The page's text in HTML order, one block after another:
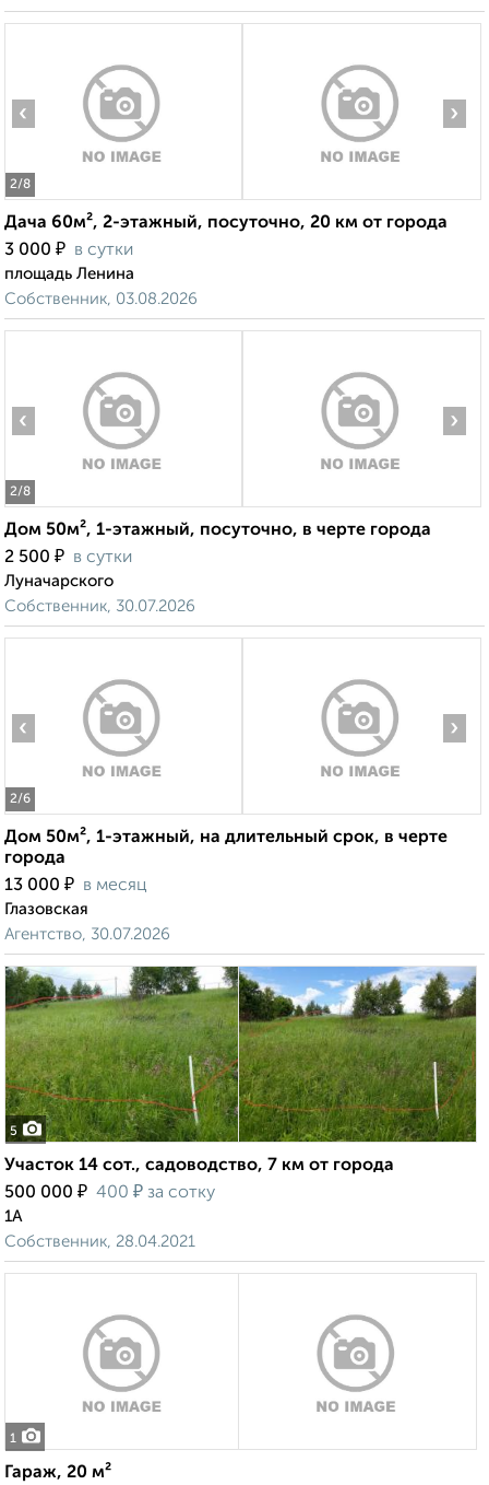
2/8
‹ ›
Дача 60м², 2-этажный, посуточно, 20 км от города
3 000 ₽ в сутки
площадь Ленина
Собственник, 03.08.2026
2/8
‹ ›
Дом 50м², 1-этажный, посуточно, в черте города
2 500 ₽ в сутки
Луначарского
Собственник, 30.07.2026
2/6
‹ ›
Дом 50м², 1-этажный, на длительный срок, в черте
города
13 000 ₽ в месяц
Глазовская
Агентство, 30.07.2026
5
Участок 14 сот., садоводство, 7 км от города
500 000 ₽ 400 ₽ за сотку
1А
Собственник, 28.04.2021
1
Гараж, 20 м²